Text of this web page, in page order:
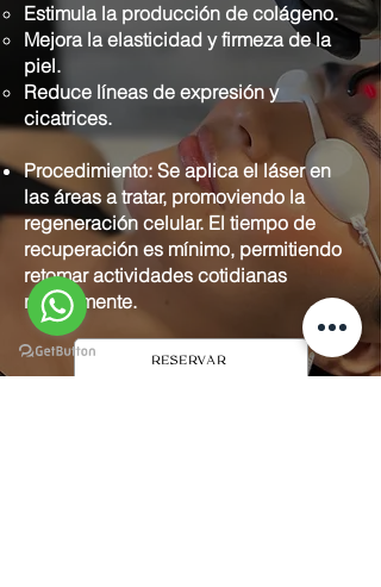
Estimula la producción de colágeno.
Mejora la elasticidad y firmeza de la
piel.
Reduce líneas de expresión y
cicatrices.
Procedimiento: Se aplica el láser en
las áreas a tratar, promoviendo la
regeneración celular. El tiempo de
recuperación es mínimo, permitiendo
retomar actividades cotidianas
rápidamente.
RESERVAR